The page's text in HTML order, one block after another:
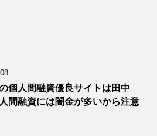
個人間融資優良サイトは田中
間融資には闇金が多いから注意